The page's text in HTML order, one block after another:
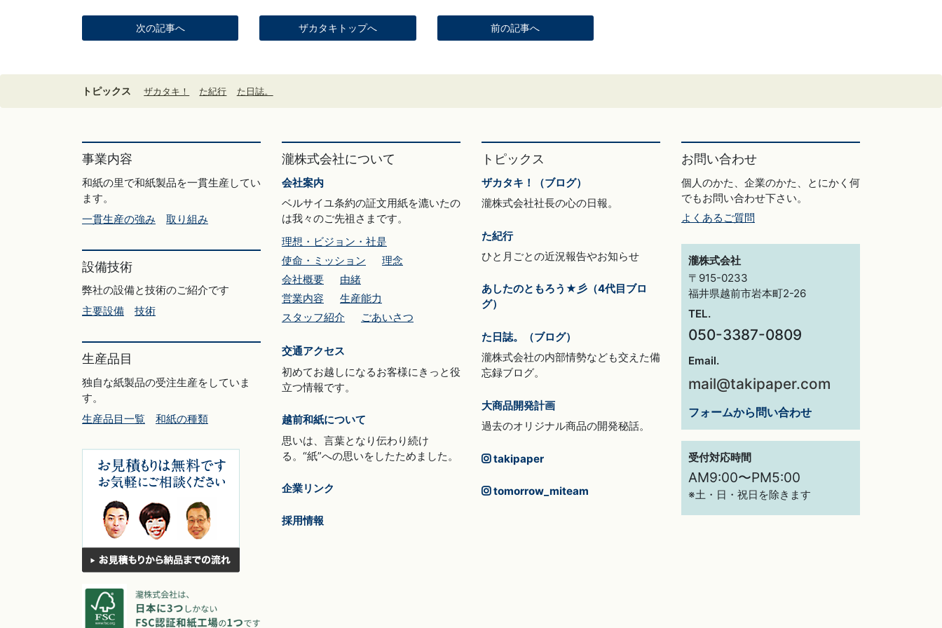
次の記事へ ザカタキトップへ 前の記事へ
トピックス ザカタキ！ た紀行 た日誌。
事業内容
和紙の里で和紙製品を一貫生産してい
ます。
一貫生産の強み
取り組み
設備技術
弊社の設備と技術のご紹介です
主要設備
技術
生産品目
独自な紙製品の受注生産をしていま
す。
生産品目一覧
和紙の種類
瀧株式会社について
会社案内
ベルサイユ条約の証文用紙を漉いたの
は我々のご先祖さまです。
理想・ビジョン・社是
使命・ミッション
理念
会社概要
由緒
営業内容
生産能力
スタッフ紹介
ごあいさつ
交通アクセス
初めてお越しになるお客様にきっと役
立つ情報です。
越前和紙について
思いは、言葉となり伝わり続け
る。“紙”への思いをしたためました。
企業リンク
採用情報
トピックス
ザカタキ！（ブログ）
瀧株式会社社長の心の日報。
た紀行
ひと月ごとの近況報告やお知らせ
あしたのともろう★彡（4代目ブロ
グ）
た日誌。（ブログ）
瀧株式会社の内部情勢なども交えた備
忘録ブログ。
大商品開発計画
過去のオリジナル商品の開発秘話。
takipaper
tomorrow_miteam
お問い合わせ
個人のかた、企業のかた、とにかく何
でもお問い合わせ下さい。
よくあるご質問
瀧株式会社
〒915-0233
福井県越前市岩本町2-26
TEL.
050-3387-0809
Email.
mail@takipaper.com
フォームから問い合わせ
受付対応時間
AM9:00〜PM5:00
※土・日・祝日を除きます